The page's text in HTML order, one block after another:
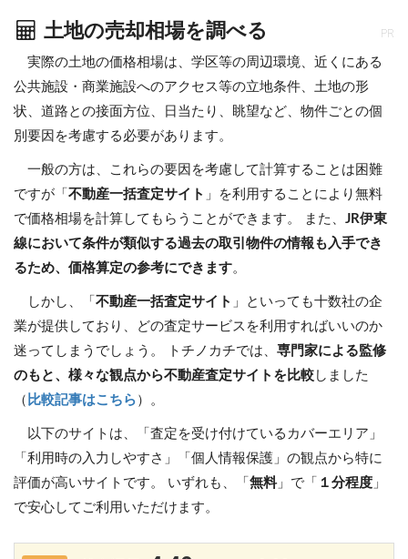
土地の売却相場を調べる PR
実際の土地の価格相場は、学区等の周辺環境、近くにある
公共施設・商業施設へのアクセス等の立地条件、土地の形
状、道路との接面方位、日当たり、眺望など、物件ごとの個
別要因を考慮する必要があります。
一般の方は、これらの要因を考慮して計算することは困難
ですが「 不動産一括査定サイト 」を利用することにより無料
で価格相場を計算してもらうことができます。 また、 JR伊東
線において条件が類似する過去の取引物件の情報も入手でき
るため、価格算定の参考にできます。
しかし、「 不動産一括査定サイト 」といっても十数社の企
業が提供しており、どの査定サービスを利用すればいいのか
迷ってしまうでしょう。 トチノカチでは、 専門家による監修
のもと、様々な観点から不動産査定サイトを比較 しました
（ 比較記事はこちら ）。
以下のサイトは、「査定を受け付けているカバーエリア」
「利用時の入力しやすさ」「個人情報保護」の観点から特に
評価が高いサイトです。 いずれも、「 無料」で「 １分程度 」
で安心してご利用いただけます。